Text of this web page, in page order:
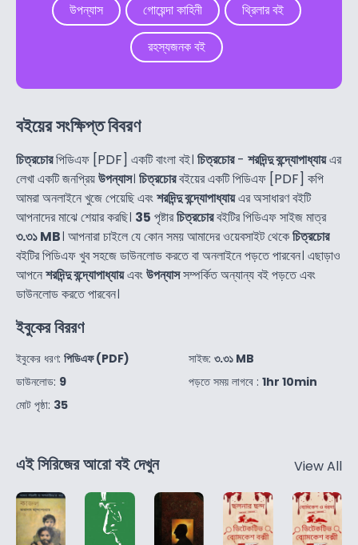
উপন্যাস গোয়েন্দা কাহিনী
থ্রিলার বই
রহস্যজনক বই
বইয়ের সংক্ষিপ্ত বিবরণ
চিত্রচোরপিডিএফ [PDF] একটি বাংলা বই। চিত্রচোর- শরদিন্দু বন্দ্যোপাধ্যায়এর
লেখা একটি জনপ্রিয়উপন্যাস। চিত্রচোরবইয়ের একটি পিডিএফ [PDF] কপি
আমরা অনলাইনে খুজে পেয়েছি এবংশরদিন্দু বন্দ্যোপাধ্যায়এর অসাধারণ বইটি
আপনাদের মাঝে শেয়ার করছি। 35 পৃষ্টারচিত্রচোরবইটির পিডিএফ সাইজ মাত্র
৩.৩১ MB। আপনারা চাইলে যে কোন সময় আমাদের ওয়েবসাইট থেকেচিত্রচোর
বইটির পিডিএফ খুব সহজে ডাউনলোড করতে বা অনলাইনে পড়তে পারবেন। এছাড়াও
আপনেশরদিন্দু বন্দ্যোপাধ্যায়এবংউপন্যাসসম্পর্কিত অন্যান্য বই পড়তে এবং
ডাউনলোড করতে পারবেন।
ইবুকের বিররণ
ইবুকের ধরণ: পিডিএফ (PDF)
ডাউনলোড: 9
মোট পৃষ্ঠা: 35
সাইজ: ৩.৩১ MB
পড়তে সময় লাগবে : 1hr 10min
এই সিরিজের আরো বই দেখুন View All